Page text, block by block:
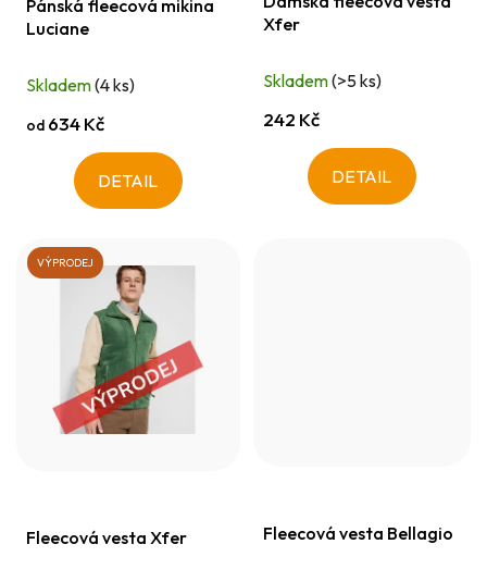
u
k
ů
Pánská fleecová mikina
Luciane
Skladem(4 ks)
od 634 Kč
DETAIL
Xfer
Skladem(>5 ks)
242 Kč
DETAIL
VÝPRODEJ
Fleecová vesta Xfer Fleecová vesta Bellagio